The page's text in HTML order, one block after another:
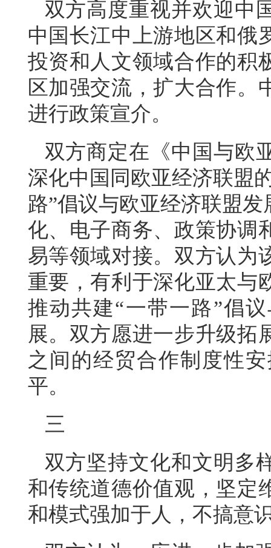
双方高度重视并欢迎中
中国长江中上游地区和俄
投资和人文领域合作的积
区加强交流，扩大合作。
进行政策宣介。
双方商定在《中国与欧
深化中国同欧亚经济联盟
路”倡议与欧亚经济联盟
化、电子商务、政策协调
易等领域对接。双方认为
重要，有利于深化亚太与
推动共建“一带一路”倡
展。双方愿进一步升级拓
之间的经贸合作制度性
平。
三
双方坚持文化和文明多
和传统道德价值观，坚定
和模式强加于人，不搞意